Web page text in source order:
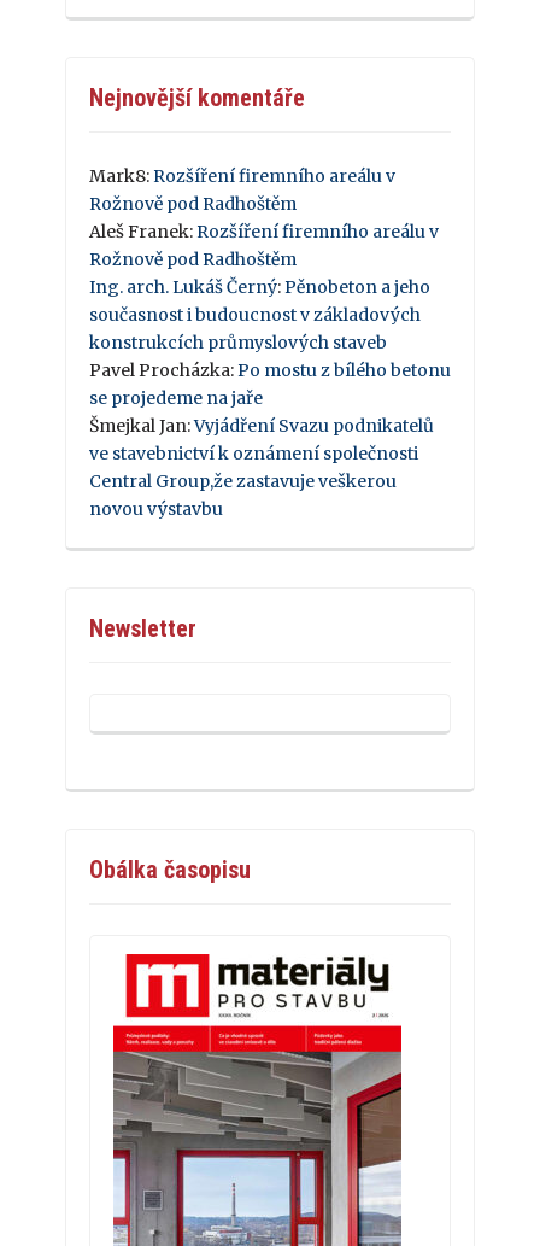
Nejnovější komentáře
Mark8:Rozšíření firemního areálu v
Rožnově pod Radhoštěm
Aleš Franek:Rozšíření firemního areálu v
Rožnově pod Radhoštěm
Ing. arch. Lukáš Černý:Pěnobeton a jeho
současnost i budoucnost v základových
konstrukcích průmyslových staveb
Pavel Procházka:Po mostu z bílého betonu
se projedeme na jaře
Šmejkal Jan:Vyjádření Svazu podnikatelů
ve stavebnictví k oznámení společnosti
Central Group,že zastavuje veškerou
novou výstavbu
Newsletter
Obálka časopisu